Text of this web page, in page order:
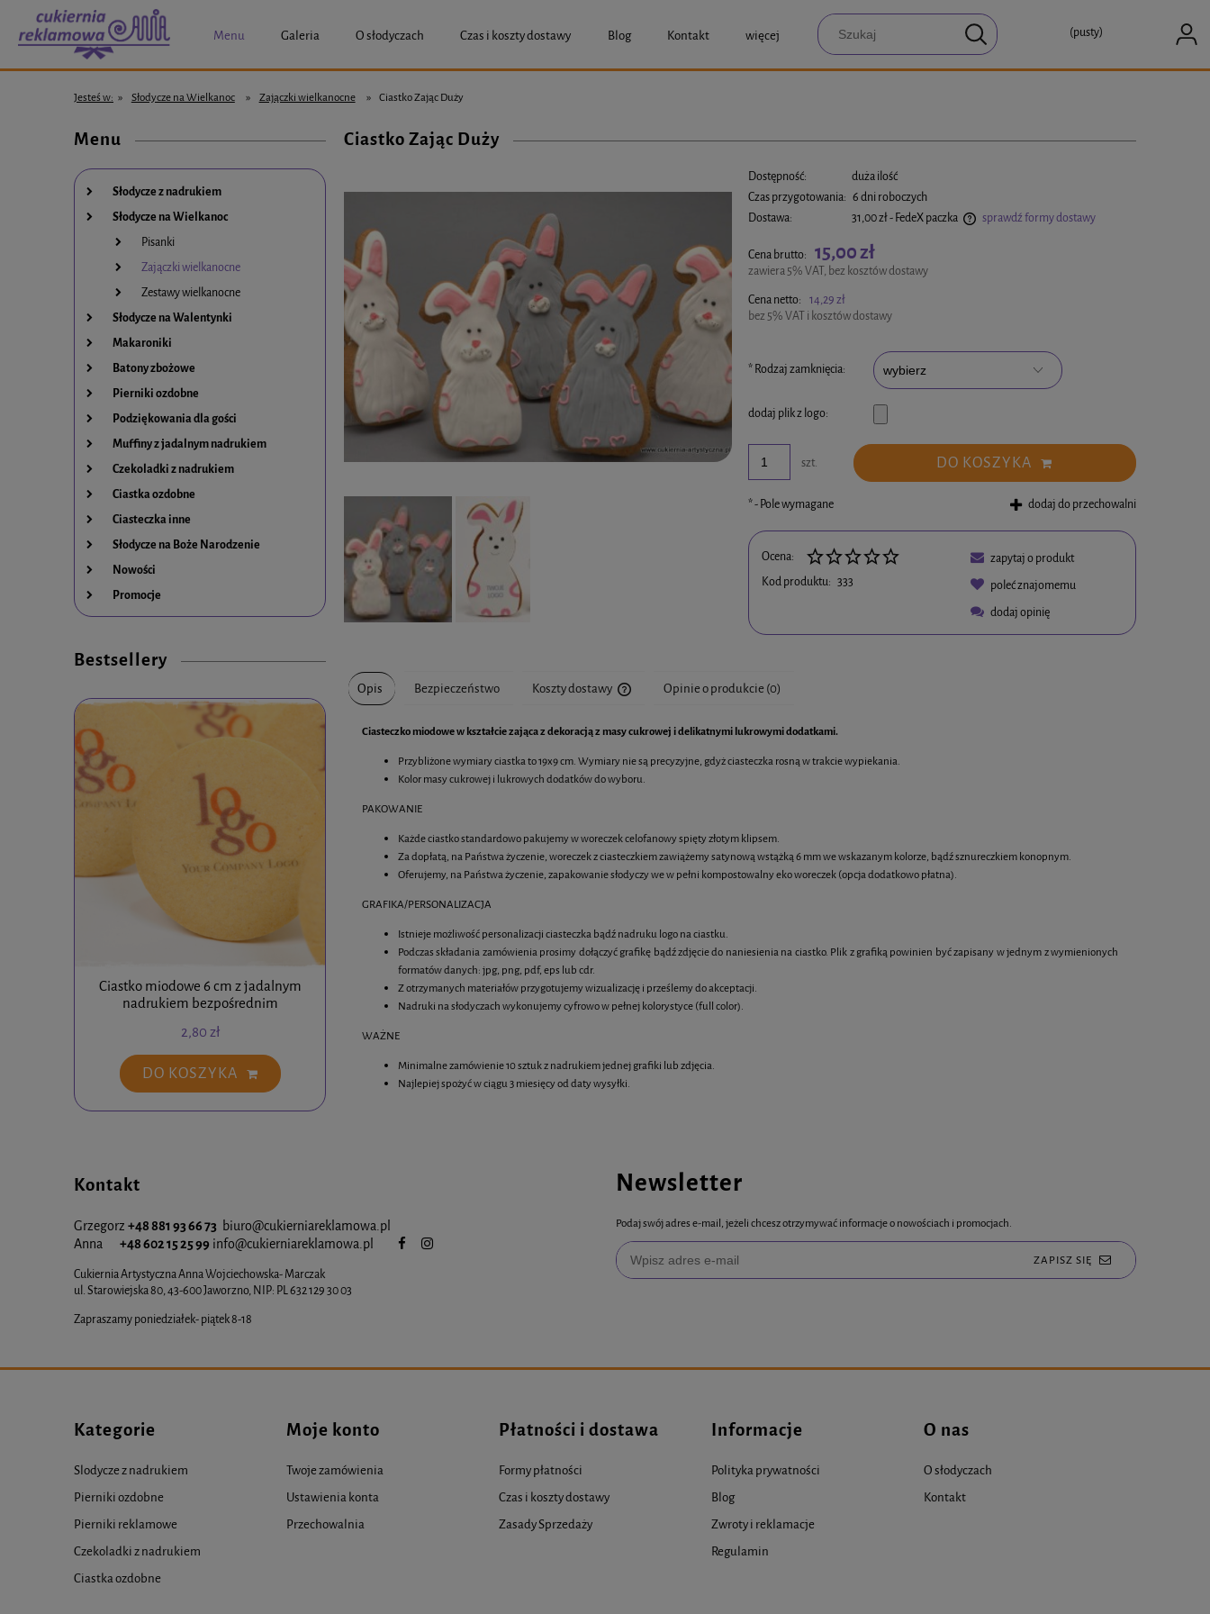
Menu Galeria O słodyczach Czas i koszty dostawy Blog Kontakt więcej (pusty)
Jesteś w: » Słodycze na Wielkanoc » Zajączki wielkanocne » Ciastko Zając Duży
Menu
Słodycze z nadrukiem
Słodycze na Wielkanoc
Pisanki
Zajączki wielkanocne
Zestawy wielkanocne
Słodycze na Walentynki
Makaroniki
Batony zbożowe
Pierniki ozdobne
Podziękowania dla gości
Muffiny z jadalnym nadrukiem
Czekoladki z nadrukiem
Ciastka ozdobne
Ciasteczka inne
Słodycze na Boże Narodzenie
Nowości
Promocje
Bestsellery
Ciastko miodowe 6 cm z jadalnym
nadrukiem bezpośrednim
2,80 zł
DO KOSZYKA
Ciastko owsiane 6 cm z jadalnym
nadrukiem logo
DO KOSZYKA
Muffiny z jadalnym nadrukiem
DO KOSZYKA
Ciastko Zając Duży
Dostępność:
duża ilość
Czas przygotowania: 6 dni roboczych
Dostawa:
31,00 zł- FedeX paczka
Cena nie zawiera ewentualnych kosztów płatności
sprawdź formy dostawy
Cena brutto: 15,00 zł
zawiera 5% VAT, bez kosztów dostawy
Cena netto:
14,29 zł
bez 5% VAT i kosztów dostawy
*Rodzaj zamknięcia:
dodaj plik z logo:
szt. DO KOSZYKA
dodaj do przechowalni
*- Pole wymagane
Ocena:
Kod produktu: 333
zapytaj o produkt
poleć znajomemu
dodaj opinię
Opis Bezpieczeństwo Koszty dostawy
Cena nie zawiera ewentualnych kosztów płatności
Opinie o produkcie (0)
Ciasteczko miodowe w kształcie zająca z dekoracją z masy cukrowej i delikatnymi lukrowymi dodatkami.
Przybliżone wymiary ciastka to 19x9 cm. Wymiary nie są precyzyjne, gdyż ciasteczka rosną w trakcie wypiekania.
Kolor masy cukrowej i lukrowych dodatków do wyboru.
PAKOWANIE
Każde ciastko standardowo pakujemy w woreczek celofanowy spięty złotym klipsem.
Za dopłatą, na Państwa życzenie, woreczek z ciasteczkiem zawiążemy satynową wstążką 6 mm we wskazanym kolorze, bądź sznureczkiem konopnym.
Oferujemy, na Państwa życzenie, zapakowanie słodyczy we w pełni kompostowalny eko woreczek (opcja dodatkowo płatna).
GRAFIKA/PERSONALIZACJA
Istnieje możliwość personalizacji ciasteczka bądź nadruku logo na ciastku.
Podczas składania zamówienia prosimy dołączyć grafikę bądź zdjęcie do naniesienia na ciastko. Plik z grafiką powinien być zapisany w jednym z wymienionych
formatów danych: jpg, png, pdf, eps lub cdr.
Z otrzymanych materiałów przygotujemy wizualizację i prześlemy do akceptacji.
Nadruki na słodyczach wykonujemy cyfrowo w pełnej kolorystyce (full color).
WAŻNE
Minimalne zamówienie 10 sztuk z nadrukiem jednej grafiki lub zdjęcia.
Najlepiej spożyć w ciągu 3 miesięcy od daty wysyłki.
Kontakt
Grzegorz +48 881 93 66 73 biuro@cukierniareklamowa.pl
Anna
+48 602 15 25 99 info@cukierniareklamowa.pl
Cukiernia Artystyczna Anna Wojciechowska- Marczak
ul. Starowiejska 80, 43-600 Jaworzno, NIP: PL 632 129 30 03
Zapraszamy poniedziałek- piątek 8-18
Newsletter
Podaj swój adres e-mail, jeżeli chcesz otrzymywać informacje o nowościach i promocjach.
ZAPISZ SIĘ
Kategorie
Slodycze z nadrukiem
Pierniki ozdobne
Pierniki reklamowe
Czekoladki z nadrukiem
Ciastka ozdobne
Moje konto
Twoje zamówienia
Ustawienia konta
Przechowalnia
Płatności i dostawa
Formy płatności
Czas i koszty dostawy
Zasady Sprzedaży
Informacje
Polityka prywatności
Blog
Zwroty i reklamacje
Regulamin
O nas
O słodyczach
Kontakt